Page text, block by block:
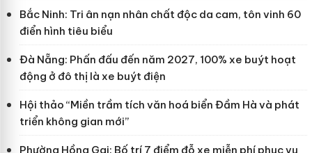
Bắc Ninh: Tri ân nạn nhân chất độc da cam, tôn vinh 60
điển hình tiêu biểu
Đà Nẵng: Phấn đấu đến năm 2027, 100% xe buýt hoạt
động ở đô thị là xe buýt điện
Hội thảo “Miền trầm tích văn hoá biển Đầm Hà và phát
triển không gian mới”
Phường Hồng Gai: Bố trí 7 điểm đỗ xe miễn phí phục vụ